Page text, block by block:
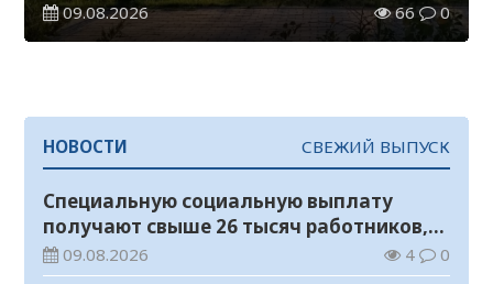
09.08.2026 66 0
НОВОСТИ СВЕЖИЙ ВЫПУСК
Специальную социальную выплату
получают свыше 26 тысяч работников,
занятых во вредных условиях труда
09.08.2026 4 0